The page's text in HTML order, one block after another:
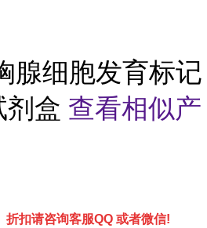
腺细胞发育标记
剂盒 查看相似产
扣请咨询客服QQ 或者微信!